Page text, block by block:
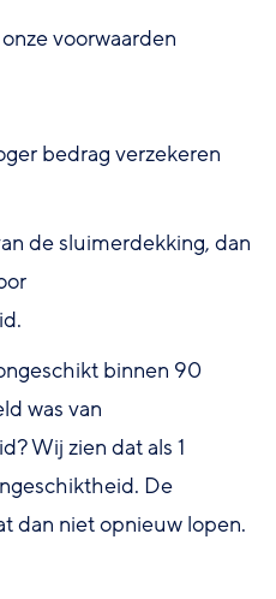
voorwaarden
bedrag verzekeren
de sluimerdekking, dan
binnen 90
was van
Wij zien dat als 1
De
dan niet opnieuw lopen.